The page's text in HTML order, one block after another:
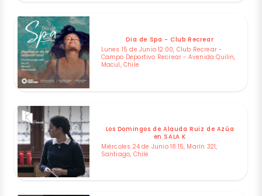
Dia de Spa - Club Recrear
Lunes 15 de Junio 12:00, Club Recrear -
Campo Deportivo Recrear - Avenida Quilin,
Macul, Chile
Los Domingos de Alauda Ruiz de Azúa
en SALA K
Miércoles 24 de Junio 18:15, Marín 321,
Santiago, Chile